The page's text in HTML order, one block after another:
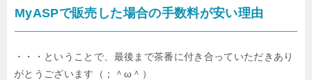
MyASPで販売した場合の手数料が安い理由
・・・ということで、最後まで茶番に付き合っていただきあり
がとうございます（；＾ω＾）